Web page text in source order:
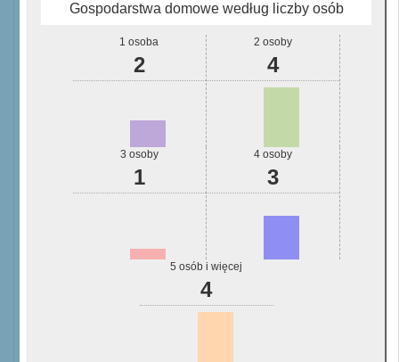
Gospodarstwa domowe według liczby osób
1 osoba
2
2 osoby
4
3 osoby
1
4 osoby
3
5 osób i więcej
4